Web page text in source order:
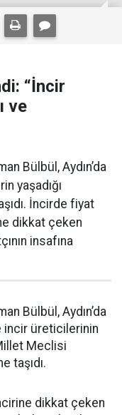
“İncir
ve
Bülbül, Aydın’da
yaşadığı
İncirde fiyat
dikkat çeken
insafına
Bülbül, Aydın’da
incir üreticilerinin
Meclisi
taşıdı.
dikkat çeken